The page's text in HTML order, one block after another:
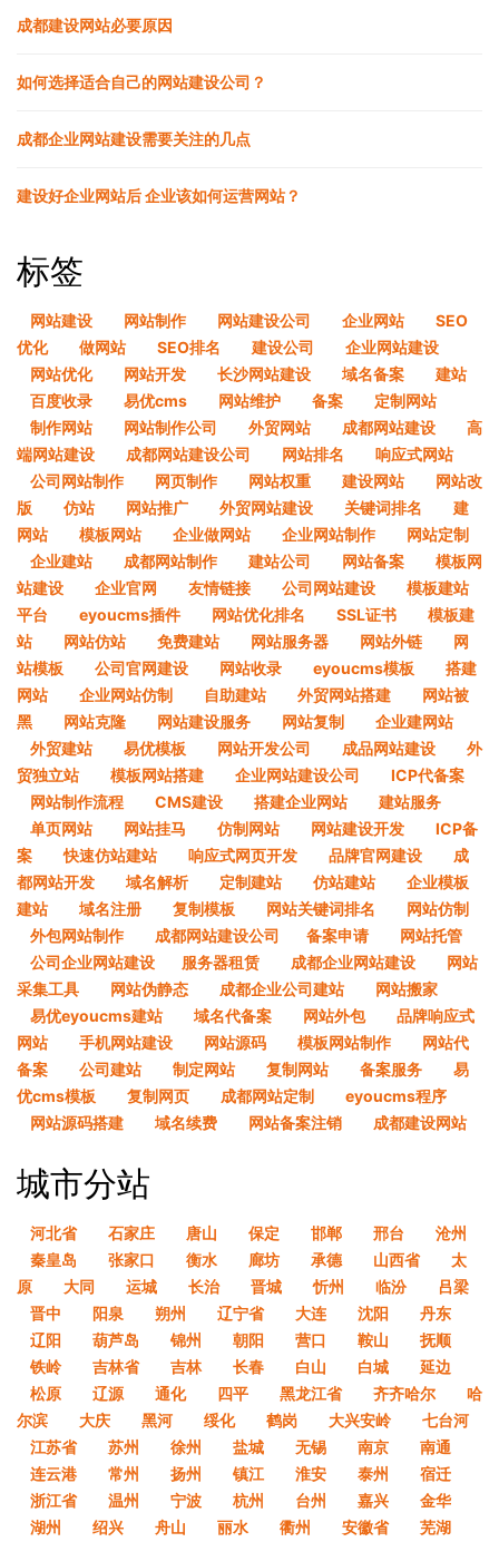
成都建设网站必要原因
如何选择适合自己的网站建设公司？
成都企业网站建设需要关注的几点
建设好企业网站后 企业该如何运营网站？
标签
网站建设 网站制作 网站建设公司 企业网站
SEO
优化
做网站 SEO排名 建设公司
企业网站建设
网站优化
网站开发 长沙网站建设 域名备案
建站
百度收录
易优cms 网站维护 备案
定制网站
制作网站
网站制作公司 外贸网站 成都网站建设
高
端网站建设
成都网站建设公司 网站排名
响应式网站
公司网站制作
网页制作 网站权重 建设网站
网站改
版
仿站 网站推广 外贸网站建设 关键词排名
建
网站
模板网站 企业做网站 企业网站制作
网站定制
企业建站
成都网站制作 建站公司 网站备案
模板网
站建设
企业官网 友情链接 公司网站建设
模板建站
平台
eyoucms插件 网站优化排名 SSL证书
模板建
站
网站仿站 免费建站 网站服务器 网站外链
网
站模板
公司官网建设 网站收录 eyoucms模板
搭建
网站
企业网站仿制 自助建站 外贸网站搭建
网站被
黑
网站克隆 网站建设服务 网站复制
企业建网站
外贸建站
易优模板 网站开发公司 成品网站建设
外
贸独立站
模板网站搭建 企业网站建设公司
ICP代备案
网站制作流程
CMS建设 搭建企业网站
建站服务
单页网站
网站挂马 仿制网站 网站建设开发
ICP备
案
快速仿站建站 响应式网页开发 品牌官网建设
成
都网站开发
域名解析 定制建站 仿站建站
企业模板
建站
域名注册 复制模板 网站关键词排名
网站仿制
外包网站制作
成都网站建设公司​ 备案申请
网站托管
公司企业网站建设​
服务器租赁 成都企业网站建设
网站
采集工具
网站伪静态 成都企业公司建站
网站搬家
易优eyoucms建站
域名代备案 网站外包
品牌响应式
网站
手机网站建设 网站源码 模板网站制作
网站代
备案
公司建站 制定网站 复制网站 备案服务
易
优cms模板
复制网页 成都网站定制
eyoucms程序
网站源码搭建
域名续费 网站备案注销 成都建设网站
城市分站
河北省 石家庄 唐山 保定 邯郸 邢台
沧州
秦皇岛
张家口 衡水 廊坊 承德 山西省
太
原
大同 运城 长治 晋城 忻州 临汾
吕梁
晋中
阳泉 朔州 辽宁省 大连 沈阳
丹东
辽阳
葫芦岛 锦州 朝阳 营口 鞍山
抚顺
铁岭
吉林省 吉林 长春 白山 白城
延边
松原
辽源 通化 四平 黑龙江省 齐齐哈尔
哈
尔滨
大庆 黑河 绥化 鹤岗 大兴安岭
七台河
江苏省
苏州 徐州 盐城 无锡 南京
南通
连云港
常州 扬州 镇江 淮安 泰州
宿迁
浙江省
温州 宁波 杭州 台州 嘉兴
金华
湖州
绍兴 舟山 丽水 衢州 安徽省 芜湖